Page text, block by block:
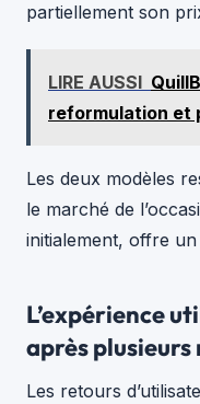
partiellement son
LIRE AUSSI
reformulation et
Les deux modèles
le marché de
initialement, offre
L’expérience
après plusieurs
Les retours